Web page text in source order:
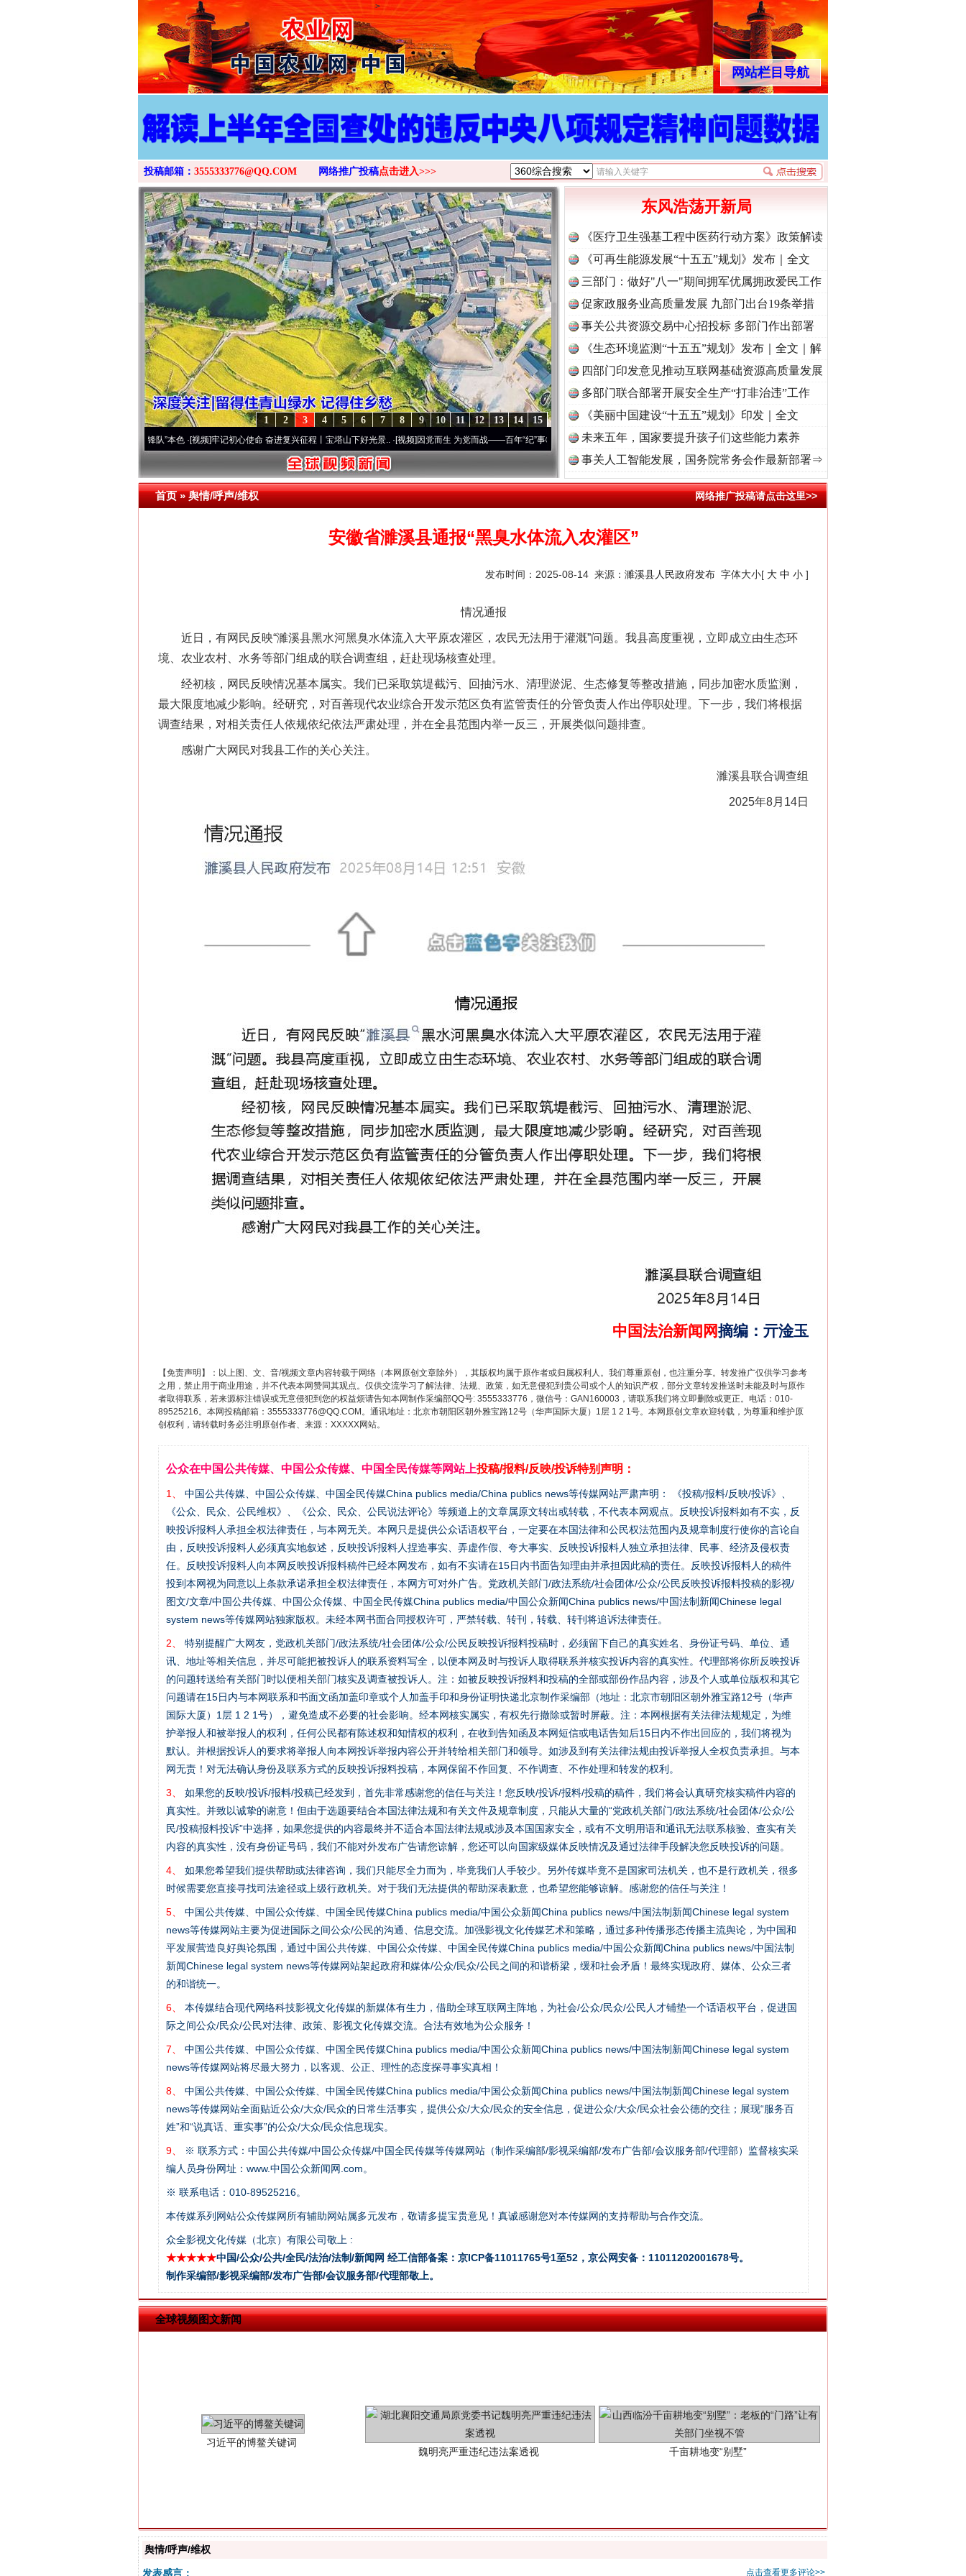
>
网站栏目导航
投稿邮箱： 3555333776@QQ.COM 网络推广投稿点击进入>>>
15
14
13
12
11
10
9
8
7
6
5
4
3
2
1
·[视频]牢记初心使命 奋进复兴征程丨宝塔山下好光景..·[视频]因党而生 为党而战——百年“纪”事⑧加强纪律.. ·[视频] 牢记初心使命 奋进复兴征程丨“转折之城”激荡..·[视频]牢记初心使命 奋进复兴征程丨红船起航处 潮起..
东风浩荡开新局
《医疗卫生强基工程中医药行动方案》政策解读
《可再生能源发展“十五五”规划》发布｜全文
三部门：做好"八一"期间拥军优属拥政爱民工作
促家政服务业高质量发展 九部门出台19条举措
事关公共资源交易中心招投标 多部门作出部署
《生态环境监测“十五五”规划》发布｜全文｜解
读
四部门印发意见推动互联网基础资源高质量发展
多部门联合部署开展安全生产“打非治违”工作
《美丽中国建设“十五五”规划》印发｜全文
未来五年，国家要提升孩子们这些能力素养
事关人工智能发展，国务院常务会作最新部署⇒
首页»舆情/呼声/维权 网络推广投稿请点击这里>>
安徽省濉溪县通报“黑臭水体流入农灌区”
发布时间：2025-08-14 来源： 濉溪县人民政府发布 字体大小[ 大 中 小 ]
情况通报
近日，有网民反映“濉溪县黑水河黑臭水体流入大平原农灌区，农民无法用于灌溉”问题。我县高度重视，立即成立由生态环
境、农业农村、水务等部门组成的联合调查组，赶赴现场核查处理。
经初核，网民反映情况基本属实。我们已采取筑堤截污、回抽污水、清理淤泥、生态修复等整改措施，同步加密水质监测，
最大限度地减少影响。经研究，对百善现代农业综合开发示范区负有监管责任的分管负责人作出停职处理。下一步，我们将根据
调查结果，对相关责任人依规依纪依法严肃处理，并在全县范围内举一反三，开展类似问题排查。
感谢广大网民对我县工作的关心关注。
濉溪县联合调查组
2025年8月14日
中国法治新闻网摘编 ： 亓淦玉
【免责声明】：以上图、文、音/视频文章内容转载于网络（本网原创文章除外），其版权均属于原作者或归属权利人。我们尊重原创，也注重分享。转发推广仅供学习参考
之用，禁止用于商业用途，并不代表本网赞同其观点。仅供交流学习了解法律、法规、政策，如无意侵犯到贵公司或个人的知识产权，部分文章转发推送时未能及时与原作
者取得联系，若来源标注错误或无意侵犯到您的权益烦请告知本网制作采编部QQ号: 3555333776，微信号：GAN160003，请联系我们将立即删除或更正。电话：010-
89525216。本网投稿邮箱：3555333776@QQ.COM。通讯地址：北京市朝阳区朝外雅宝路12号（华声国际大厦）1层 1 2 1号。本网原创文章欢迎转载，为尊重和维护原
创权利，请转载时务必注明原创作者、来源：XXXXX网站。
公众在中国公共传媒、中国公众传媒、中国全民传媒等网站上投稿/报料/反映/投诉特别声明：
1、
中国公共传媒、中国公众传媒、中国全民传媒China publics media/China publics news等传媒网站严肃声明： 《投稿/报料/反映/投诉》、
《公众、民众、公民维权》、《公众、民众、公民说法评论》等频道上的文章属原文转出或转载，不代表本网观点。反映投诉报料如有不实，反
映投诉报料人承担全权法律责任，与本网无关。本网只是提供公众话语权平台，一定要在本国法律和公民权法范围内及规章制度行使你的言论自
由，反映投诉报料人必须真实地叙述，反映投诉报料人捏造事实、弄虚作假、夸大事实、反映投诉报料人独立承担法律、民事、经济及侵权责
任。反映投诉报料人向本网反映投诉报料稿件已经本网发布，如有不实请在15日内书面告知理由并承担因此稿的责任。反映投诉报料人的稿件
投到本网视为同意以上条款承诺承担全权法律责任，本网方可对外广告。党政机关部门/政法系统/社会团体/公众/公民反映投诉报料投稿的影视/
图文/文章/中国公共传媒、中国公众传媒、中国全民传媒China publics media/中国公众新闻China publics news/中国法制新闻Chinese legal
system news等传媒网站独家版权。未经本网书面合同授权许可，严禁转载、转刊，转载、转刊将追诉法律责任。
2、
特别提醒广大网友，党政机关部门/政法系统/社会团体/公众/公民反映投诉报料投稿时，必须留下自己的真实姓名、身份证号码、单位、通
讯、地址等相关信息，并尽可能把被投诉人的联系资料写全，以便本网及时与投诉人取得联系并核实投诉内容的真实性。代理部将你所反映投诉
的问题转送给有关部门时以便相关部门核实及调查被投诉人。注：如被反映投诉报料和投稿的全部或部份作品内容，涉及个人或单位版权和其它
问题请在15日内与本网联系和书面文函加盖印章或个人加盖手印和身份证明快递北京制作采编部（地址：北京市朝阳区朝外雅宝路12号（华声
国际大厦）1层 1 2 1号），避免造成不必要的社会影响。经本网核实属实，有权先行撤除或暂时屏蔽。注：本网根据有关法律法规规定，为维
护举报人和被举报人的权利，任何公民都有陈述权和知情权的权利，在收到告知函及本网短信或电话告知后15日内不作出回应的，我们将视为
默认。并根据投诉人的要求将举报人向本网投诉举报内容公开并转给相关部门和领导。如涉及到有关法律法规由投诉举报人全权负责承担。与本
网无责！对无法确认身份及联系方式的反映投诉报料投稿，本网保留不作回复、不作调查、不作处理和转发的权利。
3、
如果您的反映/投诉/报料/投稿已经发到，首先非常感谢您的信任与关注！您反映/投诉/报料/投稿的稿件，我们将会认真研究核实稿件内容的
真实性。并致以诚挚的谢意！但由于选题要结合本国法律法规和有关文件及规章制度，只能从大量的“党政机关部门/政法系统/社会团体/公众/公
民/投稿报料投诉”中选择，如果您提供的内容最终并不适合本国法律法规或涉及本国国家安全，或有不文明用语和通讯无法联系核验、查实有关
内容的真实性，没有身份证号码，我们不能对外发布广告请您谅解，您还可以向国家级媒体反映情况及通过法律手段解决您反映投诉的问题。
4、
如果您希望我们提供帮助或法律咨询，我们只能尽全力而为，毕竟我们人手较少。另外传媒毕竟不是国家司法机关，也不是行政机关，很多
时候需要您直接寻找司法途径或上级行政机关。对于我们无法提供的帮助深表歉意，也希望您能够谅解。感谢您的信任与关注！
5、
中国公共传媒、中国公众传媒、中国全民传媒China publics media/中国公众新闻China publics news/中国法制新闻Chinese legal system
news等传媒网站主要为促进国际之间公众/公民的沟通、信息交流。加强影视文化传媒艺术和策略，通过多种传播形态传播主流舆论，为中国和
平发展营造良好舆论氛围，通过中国公共传媒、中国公众传媒、中国全民传媒China publics media/中国公众新闻China publics news/中国法制
新闻Chinese legal system news等传媒网站架起政府和媒体/公众/民众/公民之间的和谐桥梁，缓和社会矛盾！最终实现政府、媒体、公众三者
的和谐统一。
6、
本传媒结合现代网络科技影视文化传媒的新媒体有生力，借助全球互联网主阵地，为社会/公众/民众/公民人才铺垫一个话语权平台，促进国
际之间公众/民众/公民对法律、政策、影视文化传媒交流。合法有效地为公众服务！
7、
中国公共传媒、中国公众传媒、中国全民传媒China publics media/中国公众新闻China publics news/中国法制新闻Chinese legal system
news等传媒网站将尽最大努力，以客观、公正、理性的态度探寻事实真相！
8、
中国公共传媒、中国公众传媒、中国全民传媒China publics media/中国公众新闻China publics news/中国法制新闻Chinese legal system
news等传媒网站全面贴近公众/大众/民众的日常生活事实，提供公众/大众/民众的安全信息，促进公众/大众/民众社会公德的交往；展现“服务百
姓”和“说真话、重实事”的公众/大众/民众信息现实。
9、
※ 联系方式：中国公共传媒/中国公众传媒/中国全民传媒等传媒网站（制作采编部/影视采编部/发布广告部/会议服务部/代理部）监督核实采
编人员身份网址：www.中国公众新闻网.com。
※ 联系电话：010-89525216。
本传媒系列网站公众传媒网所有辅助网站属多元发布，敬请多提宝贵意见！真诚感谢您对本传媒网的支持帮助与合作交流。
众全影视文化传媒（北京）有限公司敬上 :
★★★★★中国/公众/公共/全民/法治/法制/新闻网 经工信部备案：京ICP备11011765号1至52，京公网安备：11011202001678号。
制作采编部/影视采编部/发布广告部/会议服务部/代理部敬上。
全球视频图文新闻
网上购药对药下症？
茶叶“炒上天”
“神药”背后的真相
这是一记警钟！
舆情/呼声/维权
点击查看更多评论>>
发表感言：